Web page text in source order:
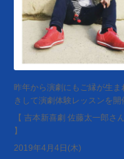
昨年から演劇にもご縁が生
きして演劇体験レッスンを開
【 吉本新喜劇 佐藤太一郎
】
2019年4月4日(木)